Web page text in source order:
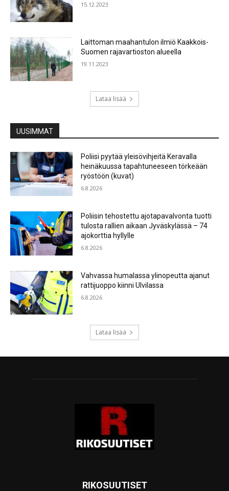
15.12.2023
Laittoman maahantulon ilmiö Kaakkois-
Suomen rajavartioston alueella
19.11.2023
Lataa lisää
UUSIMMAT
Poliisi pyytää yleisövihjeitä Keravalla
heinäkuussa tapahtuneeseen törkeään
ryöstöön (kuvat)
6.8.2026
Poliisin tehostettu ajotapavalvonta tuotti
tulosta rallien aikaan Jyväskylässä – 74
ajokorttia hyllylle
6.8.2026
Vahvassa humalassa ylinopeutta ajanut
rattijuoppo kiinni Ulvilassa
6.8.2026
Lataa lisää
RIKOSUUTISET